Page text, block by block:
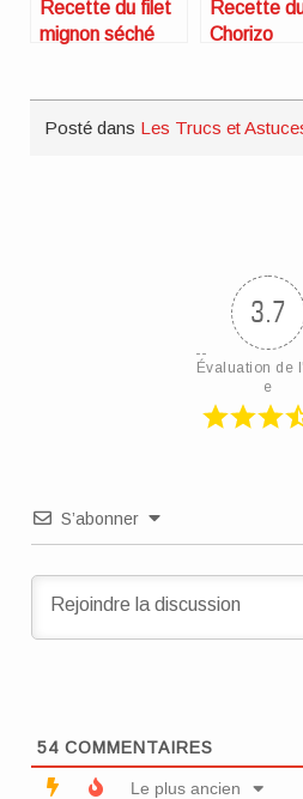
Recette du filet
mignon séché
Recette
Chorizo
Posté dans Les Trucs et
3.7
Évaluation de
e
S’abonner
54 COMMENTAIRES
Le plus ancien